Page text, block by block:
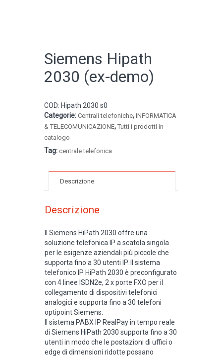
Siemens Hipath
2030 (ex-demo)
COD: Hipath 2030 s0
Categorie: Centrali telefoniche, INFORMATICA
& TELECOMUNICAZIONE, Tutti i prodotti in
catalogo
Tag: centrale telefonica
Descrizione
Descrizione
Il Siemens HiPath 2030 offre una
soluzione telefonica IP a scatola singola
per le esigenze aziendali più piccole che
supporta fino a 30 utenti IP. Il sistema
telefonico IP HiPath 2030 è preconfigurato
con 4 linee ISDN2e, 2 x porte FXO per il
collegamento di dispositivi telefonici
analogici e supporta fino a 30 telefoni
optipoint Siemens.
Il sistema PABX IP RealPay in tempo reale
di Siemens HiPath 2030 supporta fino a 30
utenti in modo che le postazioni di uffici o
edge di dimensioni ridotte possano